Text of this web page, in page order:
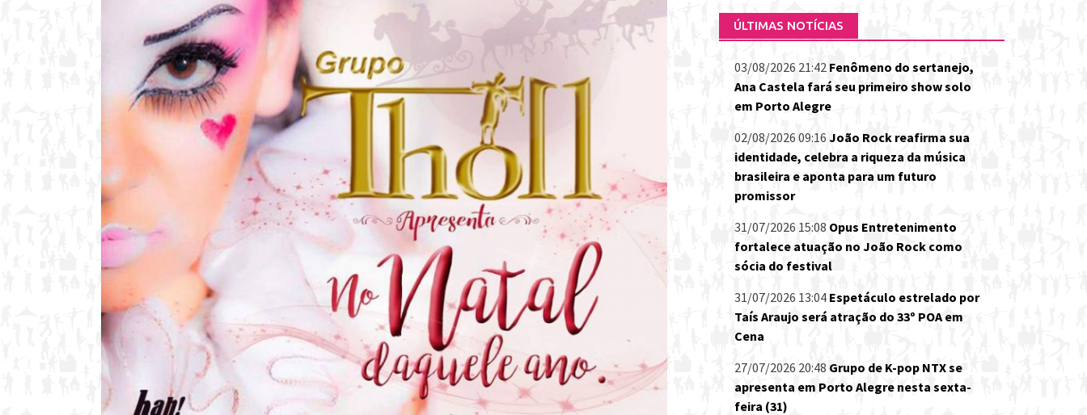
ÚLTIMAS NOTÍCIAS
03/08/2026 21:42 Fenômeno do sertanejo,
Ana Castela fará seu primeiro show solo
em Porto Alegre
02/08/2026 09:16 João Rock reafirma sua
identidade, celebra a riqueza da música
brasileira e aponta para um futuro
promissor
31/07/2026 15:08 Opus Entretenimento
fortalece atuação no João Rock como
sócia do festival
31/07/2026 13:04 Espetáculo estrelado por
Taís Araujo será atração do 33º POA em
Cena
27/07/2026 20:48 Grupo de K-pop NTX se
apresenta em Porto Alegre nesta sexta-
feira (31)